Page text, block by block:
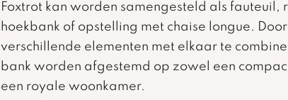
Foxtrot kan worden samengesteld als fauteuil,
hoekbank of opstelling met chaise longue.
verschillende elementen met elkaar te
bank worden afgestemd op zowel een
een royale woonkamer.